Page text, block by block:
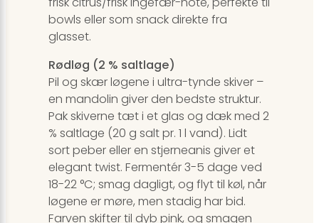
bowls eller som snack direkte fra
glasset.
Rødløg (2 % saltlage)
Pil og skær løgene i ultra-tynde skiver –
en mandolin giver den bedste struktur.
Pak skiverne tæt i et glas og dæk med 2
% saltlage (20 g salt pr. 1 l vand). Lidt
sort peber eller en stjerneanis giver et
elegant twist. Fermentér 3-5 dage ved
18-22 °C; smag dagligt, og flyt til køl, når
løgene er møre, men stadig har bid.
Farven skifter til dyb pink, og smagen